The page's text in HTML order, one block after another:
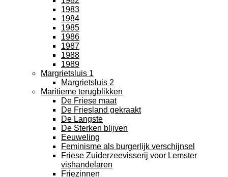
1983
1984
1985
1986
1987
1988
1989
Margrietsluis 1
Margrietsluis 2
Maritieme terugblikken
De Friese maat
De Friesland gekraakt
De Langste
De Sterken blijven
Eeuweling
Feminisme als burgerlijk verschijnsel
Friese Zuiderzeevisserij voor Lemster
vishandelaren
Friezinnen